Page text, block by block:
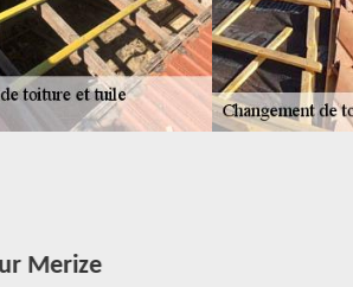
Merize